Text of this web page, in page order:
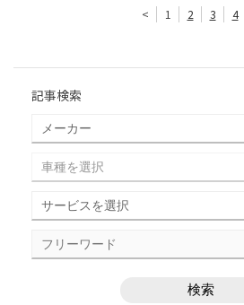
< 1 2 3 4
記事検索